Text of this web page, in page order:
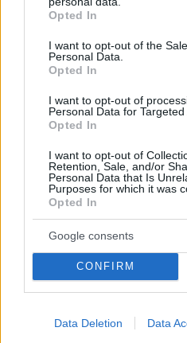
grant or deny consent to
use your data for below
consent section.
Opted In
I want to opt-out of the
Personal Data.
Opted In
I want to opt-out of
Personal Data for Targeted
Opted In
I want to opt-out of
Retention, Sale, and/or
Personal Data that Is
Purposes for which it was
Opted In
Google consents
CONFIRM
Data Deletion Data
«Τρέχει» το Κατάρ μετά το
LNG μέσα σε δύο μήνες
Thema Insights